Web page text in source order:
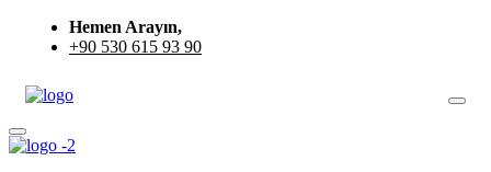
Hemen Arayın,
+90 530 615 93 90